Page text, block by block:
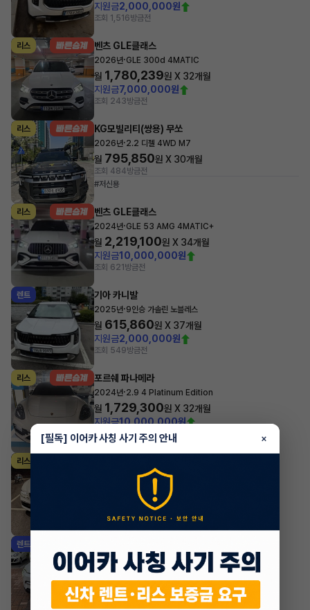
지원금2,000,000원
조회 1,516방금전
리스 벤츠 GLE클래스
2026년·GLE 300d 4MATIC
월 1,780,239원 X 32개월
지원금7,000,000원
조회 243방금전
리스 KG모빌리티(쌍용) 무쏘
2026년·2.2 디젤 4WD M7
월 795,850원 X 30개월
조회 484방금전
#저신용
리스 벤츠 GLE클래스
2024년·GLE 53 AMG 4MATIC+
월 2,219,100원 X 34개월
지원금10,000,000원
조회 621 방금전
렌트 기아 카니발
2025년·9인승 가솔린 노블레스
월 615,860원 X 37개월
지원금2,000,000원
조회 549방금전
리스 포르쉐 파나메라
2024년·2.9 4 Platinum Edition
월 1,729,300원 X 32개월
지원금10,000,000원
조회 2,0421시간 전
리스
가솔린 2.5 터보 2WD 기본형
1,047,300 원 X
1시간 전
렌트
2025년 롱 레인지 에어
월 579,920원 X 42개월
지원금1,000,000원
조회 7,223 1시간 전
[필독] 이어카 사칭 사기 주의 안내 ×